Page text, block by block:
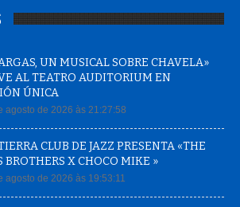
UN MUSICAL SOBRE CHAVELA»
AL TEATRO AUDITORIUM EN
ÚNICA
agosto de 2026 às 21:27:58
CLUB DE JAZZ PRESENTA «THE
BROTHERS X CHOCO MIKE »
agosto de 2026 às 19:53:11